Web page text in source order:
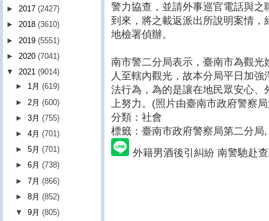
警力協查，並請外事巡官電話與
到來，將之載返派出所說明案情
地檢署偵辦。
南市警二分局表示，臺南市為觀
人至轄內觀光，故本分局平日加
法行為，為的是讓在地民眾安心
上努力。(照片由臺南市政府警察
分類：社會
標籤：臺南市政府警察局第二分局,
外籍男酒後引糾紛 南警馳赴
► 2017 (2427)
► 2018 (3610)
► 2019 (5551)
► 2020 (7041)
▼ 2021 (9014)
► 1月(619)
► 2月(600)
►3月(755)
►4月(701)
►5月(701)
►6月(738)
►7月(866)
►8月(852)
▼9月(805)